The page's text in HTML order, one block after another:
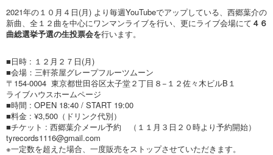
2021年の１０月４日(月) より毎週YouTubeでアップしている、西郷葉介の
新曲、全１２曲を中心にワンマンライブを行い、更にライブ会場にて ４６
曲総選挙予選の生投票会を行います。
■日時 : １２月２７日(月)
■会場：三軒茶屋グレープフルーツムーン
〒154-0004 東京都世田谷区太子堂２丁目８−１２佐々木ビルB１
ライブハウスホームページ
■時間 : OPEN 18:40 / START 19:00
■料金 : ¥3,500（ドリンク代別）
■チケット : 西郷葉介メール予約 （１１月３日２０時より予約開始）
tyrecords1116@gmail.com
※一定数を超えた場合、一度販売をストップさせていただきます。